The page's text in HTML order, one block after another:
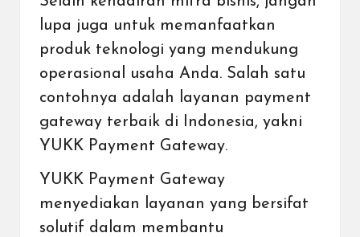
lupa juga untuk memanfaatkan
produk teknologi yang mendukung
operasional usaha Anda. Salah satu
contohnya adalah
layanan payment
gateway terbaik di Indonesia, yakni
YUKK Payment Gateway.
YUKK Payment Gateway
menyediakan layanan yang bersifat
solutif dalam membantu